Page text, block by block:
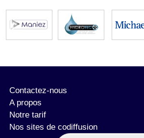
Contactez-nous
A propos
Notre tarif
Nos sites de codiffusion